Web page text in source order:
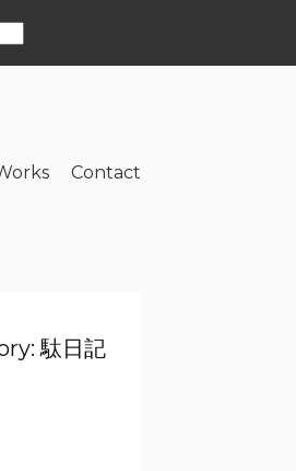
Contact
駄日記